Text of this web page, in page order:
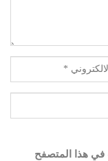
في هذا المتصفح